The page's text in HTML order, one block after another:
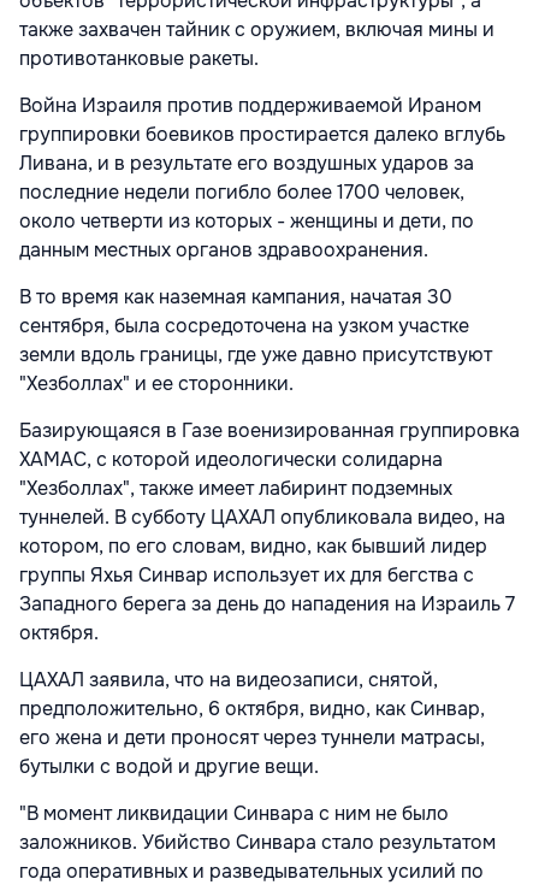
также захвачен тайник с оружием, включая мины и
противотанковые ракеты.
Война Израиля против поддерживаемой Ираном
группировки боевиков простирается далеко вглубь
Ливана, и в результате его воздушных ударов за
последние недели погибло более 1700 человек,
около четверти из которых - женщины и дети, по
данным местных органов здравоохранения.
В то время как наземная кампания, начатая 30
сентября, была сосредоточена на узком участке
земли вдоль границы, где уже давно присутствуют
"Хезболлах" и ее сторонники.
Базирующаяся в Газе военизированная группировка
ХАМАС, с которой идеологически солидарна
"Хезболлах", также имеет лабиринт подземных
туннелей. В субботу ЦАХАЛ опубликовала видео, на
котором, по его словам, видно, как бывший лидер
группы Яхья Синвар использует их для бегства с
Западного берега за день до нападения на Израиль 7
октября.
ЦАХАЛ заявила, что на видеозаписи, снятой,
предположительно, 6 октября, видно, как Синвар,
его жена и дети проносят через туннели матрасы,
бутылки с водой и другие вещи.
"В момент ликвидации Синвара с ним не было
заложников. Убийство Синвара стало результатом
года оперативных и разведывательных усилий по